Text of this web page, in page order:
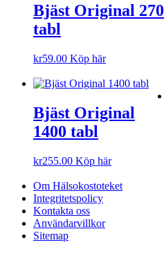
Bjäst Original 270
tabl
kr59.00 Köp här
Bjäst Original
1400 tabl
kr255.00 Köp här
Om Hälsokostoteket
Integritetspolicy
Kontakta oss
Användarvillkor
Sitemap